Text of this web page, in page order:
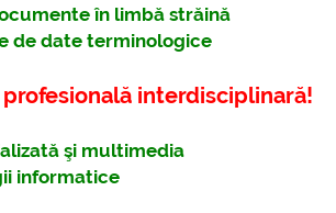
în limbă străină
de date terminologice
interdisciplinară!
şi multimedia
informatice